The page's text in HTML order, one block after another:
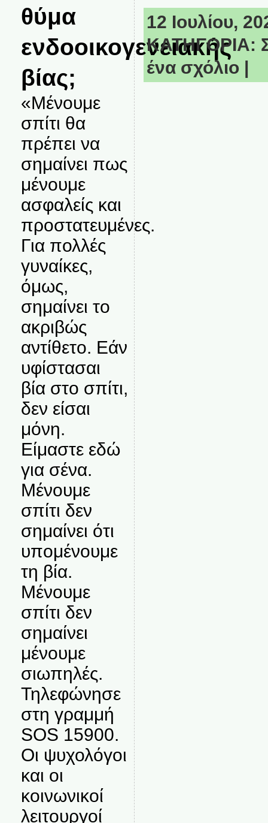
θύμα
ενδοοικογενειακής
βίας;
«Μένουμε
σπίτι θα
πρέπει να
σημαίνει πως
μένουμε
ασφαλείς και
προστατευμένες.
Για πολλές
γυναίκες,
όμως,
σημαίνει το
ακριβώς
αντίθετο. Εάν
υφίστασαι
βία στο σπίτι,
δεν είσαι
μόνη.
Είμαστε εδώ
για σένα.
Μένουμε
σπίτι δεν
σημαίνει ότι
υπομένουμε
τη βία.
Μένουμε
σπίτι δεν
σημαίνει
μένουμε
σιωπηλές.
Τηλεφώνησε
στη γραμμή
SOS 15900.
Οι ψυχολόγοι
και οι
κοινωνικοί
λειτουργοί
12 Ιουλίου,
ΚΑΤΗΓΟΡΙΑ:
ένα σχόλιο |